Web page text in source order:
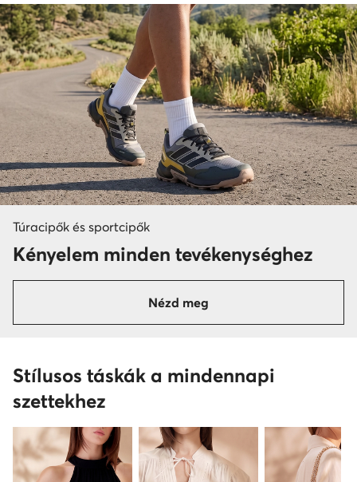
Túracipők és sportcipők
Kényelem minden tevékenységhez
Nézd meg
Stílusos táskák a mindennapi
szettekhez